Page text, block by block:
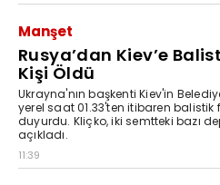
Manşet
Rusya’dan Kiev’e
Kişi Öldü
Ukrayna'nın başkenti Kiev'in
yerel saat 01.33'ten itibaren balistik
duyurdu. Kliçko, iki semtteki bazı
açıkladı.
11:39